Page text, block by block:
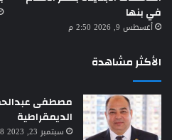
في بنها
أغسطس 9, 2026 2:50 م
الأكثر مشاهدة
مصطفى
الديمقراطية
سبتمبر 23, 2023 7:18 م